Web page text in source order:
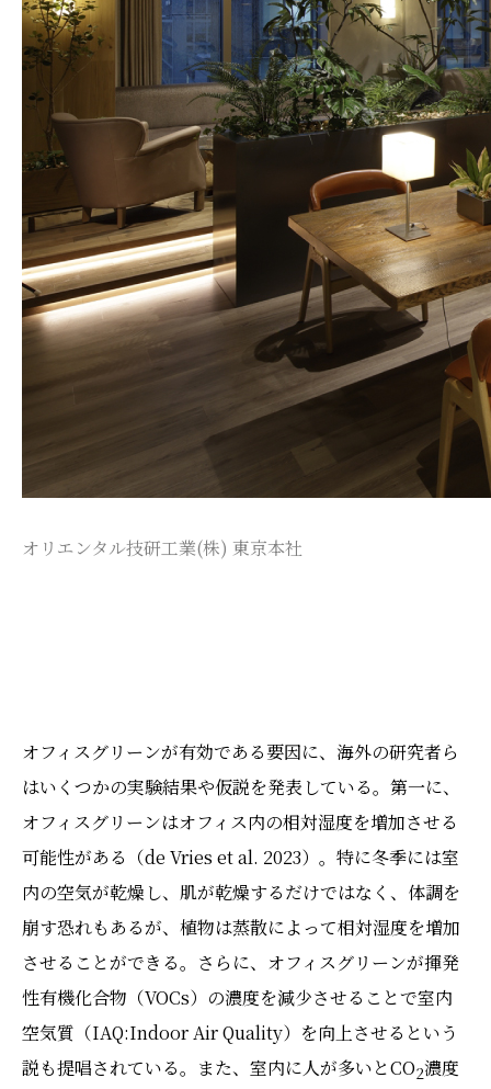
オリエンタル技研工業(株) 東京本社
オフィスグリーンが有効である要因に、海外の研究者ら
はいくつかの実験結果や仮説を発表している。第一に、
オフィスグリーンはオフィス内の相対湿度を増加させる
可能性がある（de Vries et al. 2023）。特に冬季には室
内の空気が乾燥し、肌が乾燥するだけではなく、体調を
崩す恐れもあるが、植物は蒸散によって相対湿度を増加
させることができる。さらに、オフィスグリーンが揮発
性有機化合物（VOCs）の濃度を減少させることで室内
空気質（IAQ:Indoor Air Quality）を向上させるという
説も提唱されている。また、室内に人が多いとCO2濃度